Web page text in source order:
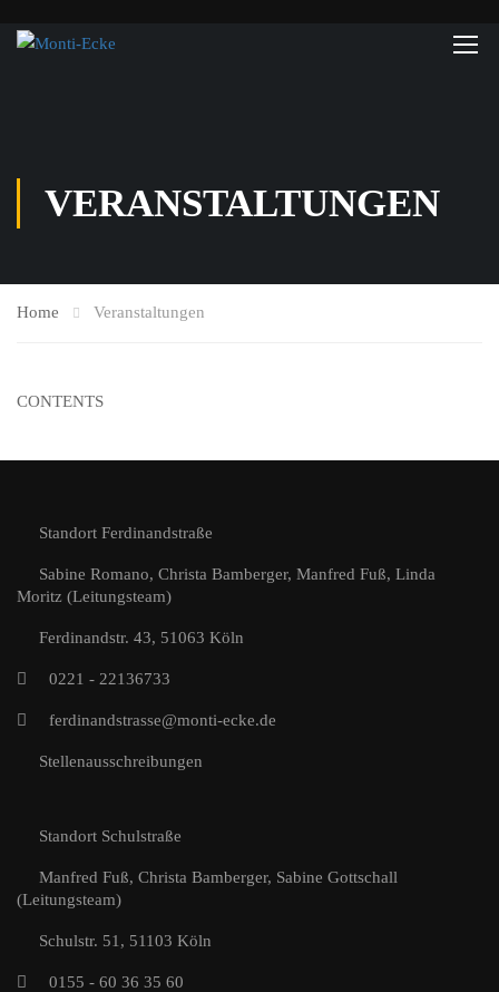
VERANSTALTUNGEN
Home Veranstaltungen
CONTENTS
Standort Ferdinandstraße
Sabine Romano, Christa Bamberger, Manfred Fuß, Linda
Moritz (Leitungsteam)
Ferdinandstr. 43, 51063 Köln
0221 - 22136733
ferdinandstrasse@monti-ecke.de
Stellenausschreibungen
Standort Schulstraße
Manfred Fuß, Christa Bamberger, Sabine Gottschall
(Leitungsteam)
Schulstr. 51, 51103 Köln
0155 - 60 36 35 60